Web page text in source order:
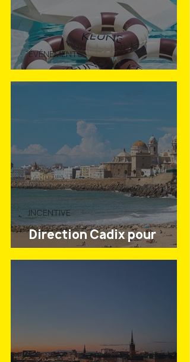
ÉVÉNEMENTS
Direction Cadix pour
INCENTIVE